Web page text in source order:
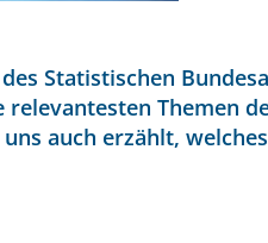
Statistischen
Themen
auch erzählt,